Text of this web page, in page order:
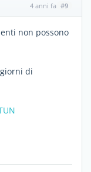
4 anni fa #9
non possono
di